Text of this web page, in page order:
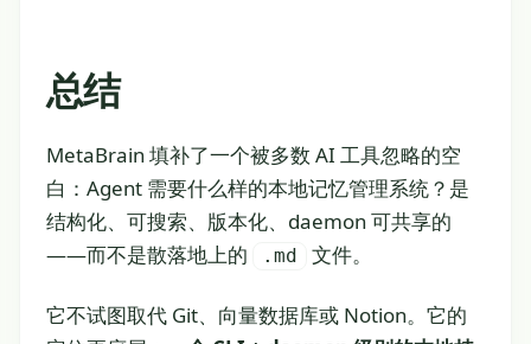
总结
MetaBrain 填补了一个被多数 AI 工具忽略的空
白：Agent 需要什么样的本地记忆管理系统？是
结构化、可搜索、版本化、daemon 可共享的
——而不是散落地上的
.md 文件。
它不试图取代 Git、向量数据库或 Notion。它的